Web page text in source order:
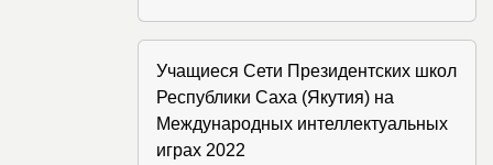
Учащиеся Сети Президентских школ
Республики Саха (Якутия) на
Международных интеллектуальных
играх 2022